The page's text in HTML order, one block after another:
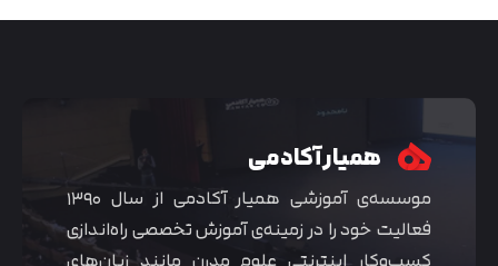
همیار آکادمی
موسسه‌ی آموزشی همیار آکادمی از سال ۱۳۹۰
فعالیت خود را در زمینه‌ی آموزش تخصصی راه‌اندازی